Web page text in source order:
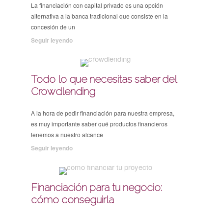
La financiación con capital privado es una opción
alternativa a la banca tradicional que consiste en la
concesión de un
Seguir leyendo
Todo lo que necesitas saber del
Crowdlending
A la hora de pedir financiación para nuestra empresa,
es muy importante saber qué productos financieros
tenemos a nuestro alcance
Seguir leyendo
Financiación para tu negocio:
cómo conseguirla